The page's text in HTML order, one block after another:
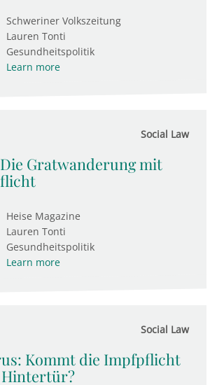
Schweriner Volkszeitung
Lauren Tonti
Gesundheitspolitik
Learn more
Social Law
Gratwanderung mit
Heise Magazine
Lauren Tonti
Gesundheitspolitik
Learn more
Social Law
Kommt die Impfpflicht